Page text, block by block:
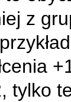
z
tylko